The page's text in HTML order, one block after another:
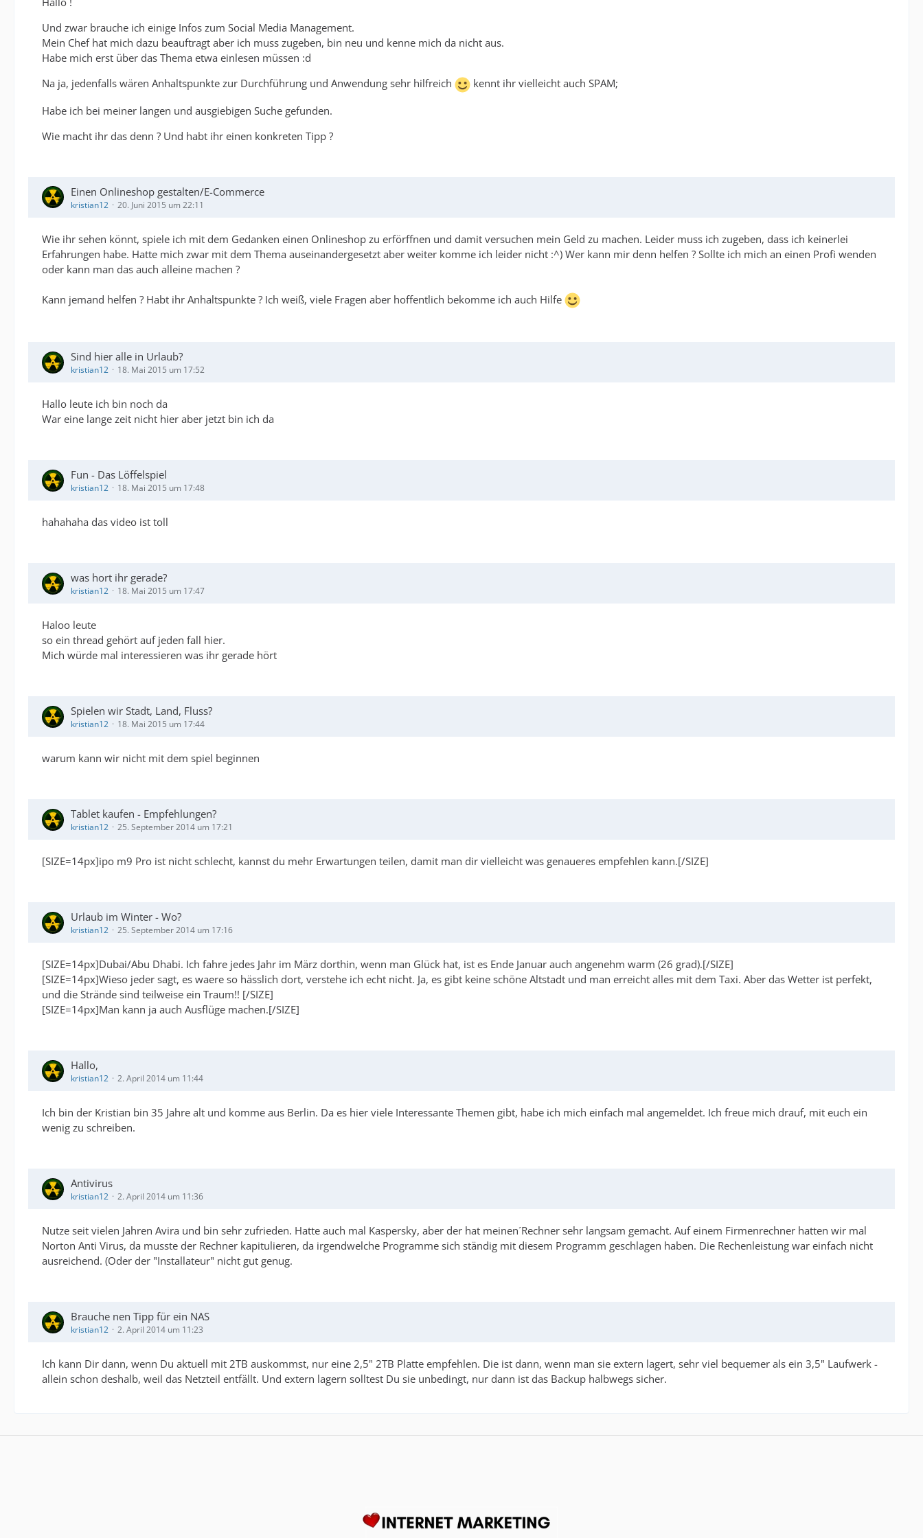
Und zwar brauche ich einige Infos zum Social Media Management.
Mein Chef hat mich dazu beauftragt aber ich muss zugeben, bin neu und kenne mich da nicht aus.
Habe mich erst über das Thema etwa einlesen müssen :d
Na ja, jedenfalls wären Anhaltspunkte zur Durchführung und Anwendung sehr hilfreich
kennt ihr vielleicht auch SPAM;
Habe ich bei meiner langen und ausgiebigen Suche gefunden.
Wie macht ihr das denn ? Und habt ihr einen konkreten Tipp ?
Einen Onlineshop gestalten/E-Commerce
kristian12 20. Juni 2015 um 22:11
Wie ihr sehen könnt, spiele ich mit dem Gedanken einen Onlineshop zu erförffnen und damit versuchen mein Geld zu machen. Leider muss ich zugeben, dass ich keinerlei
Erfahrungen habe. Hatte mich zwar mit dem Thema auseinandergesetzt aber weiter komme ich leider nicht :^) Wer kann mir denn helfen ? Sollte ich mich an einen Profi wenden
oder kann man das auch alleine machen ?
Kann jemand helfen ? Habt ihr Anhaltspunkte ? Ich weiß, viele Fragen aber hoffentlich bekomme ich auch Hilfe
Sind hier alle in Urlaub?
kristian12 18. Mai 2015 um 17:52
Hallo leute ich bin noch da
War eine lange zeit nicht hier aber jetzt bin ich da
Fun - Das Löffelspiel
kristian12 18. Mai 2015 um 17:48
hahahaha das video ist toll
was hort ihr gerade?
kristian12 18. Mai 2015 um 17:47
Haloo leute
so ein thread gehört auf jeden fall hier.
Mich würde mal interessieren was ihr gerade hört
Spielen wir Stadt, Land, Fluss?
kristian12 18. Mai 2015 um 17:44
warum kann wir nicht mit dem spiel beginnen
Tablet kaufen - Empfehlungen?
kristian12 25. September 2014 um 17:21
[SIZE=14px]ipo m9 Pro ist nicht schlecht, kannst du mehr Erwartungen teilen, damit man dir vielleicht was genaueres empfehlen kann.[/SIZE]
Urlaub im Winter - Wo?
kristian12 25. September 2014 um 17:16
[SIZE=14px]Dubai/Abu Dhabi. Ich fahre jedes Jahr im März dorthin, wenn man Glück hat, ist es Ende Januar auch angenehm warm (26 grad).[/SIZE]
[SIZE=14px]Wieso jeder sagt, es waere so hässlich dort, verstehe ich echt nicht. Ja, es gibt keine schöne Altstadt und man erreicht alles mit dem Taxi. Aber das Wetter ist perfekt,
und die Strände sind teilweise ein Traum!! [/SIZE]
[SIZE=14px]Man kann ja auch Ausflüge machen.[/SIZE]
Hallo,
kristian12 2. April 2014 um 11:44
Ich bin der Kristian bin 35 Jahre alt und komme aus Berlin. Da es hier viele Interessante Themen gibt, habe ich mich einfach mal angemeldet. Ich freue mich drauf, mit euch ein
wenig zu schreiben.
Antivirus
kristian12 2. April 2014 um 11:36
Nutze seit vielen Jahren Avira und bin sehr zufrieden. Hatte auch mal Kaspersky, aber der hat meinen´Rechner sehr langsam gemacht. Auf einem Firmenrechner hatten wir mal
Norton Anti Virus, da musste der Rechner kapitulieren, da irgendwelche Programme sich ständig mit diesem Programm geschlagen haben. Die Rechenleistung war einfach nicht
ausreichend. (Oder der "Installateur" nicht gut genug.
Brauche nen Tipp für ein NAS
kristian12 2. April 2014 um 11:23
Ich kann Dir dann, wenn Du aktuell mit 2TB auskommst, nur eine 2,5" 2TB Platte empfehlen. Die ist dann, wenn man sie extern lagert, sehr viel bequemer als ein 3,5" Laufwerk -
allein schon deshalb, weil das Netzteil entfällt. Und extern lagern solltest Du sie unbedingt, nur dann ist das Backup halbwegs sicher.